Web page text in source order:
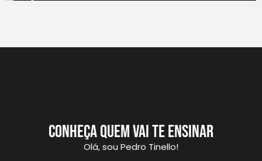
cONHEÇA QUEM VAI TE ENSINAR
Olá, sou Pedro Tinello!